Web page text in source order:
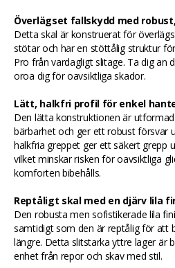
Överlägset fallskydd med
Detta skal är konstruerat för
stötar och har en stöttålig struktur
Pro från vardagligt slitage. Ta dig an
oroa dig för oavsiktliga skador.
Lätt, halkfri profil för enkel
Den lätta konstruktionen är
bärbarhet och ger ett robust försvar
halkfria greppet ger ett säkert grepp
vilket minskar risken för oavsiktliga
komforten bibehålls.
Reptåligt skal med en djärv lila
Den robusta men sofistikerade lila
samtidigt som den är reptålig för att
längre. Detta slitstarka yttre lager är
enhet från repor och skav med stil.